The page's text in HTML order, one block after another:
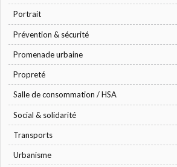
Portrait
Prévention & sécurité
Promenade urbaine
Propreté
Salle de consommation / HSA
Social & solidarité
Transports
Urbanisme